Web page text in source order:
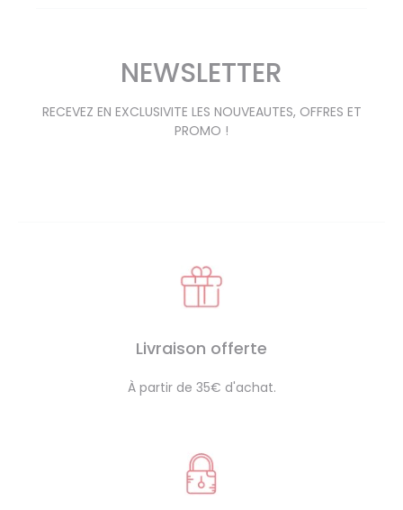
NEWSLETTER
RECEVEZ EN EXCLUSIVITE LES NOUVEAUTES, OFFRES ET
PROMO !
Livraison offerte
À partir de 35€ d'achat.